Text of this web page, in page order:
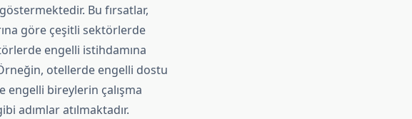
Bu fırsatlar,
göre çeşitli sektörlerde
engelli istihdamına
otellerde engelli dostu
engelli bireylerin çalışma
adımlar atılmaktadır.